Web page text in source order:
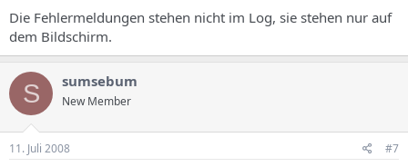
Die Fehlermeldungen stehen nicht im Log, sie stehen nur auf
dem Bildschirm.
S sumsebum
New Member
11. Juli 2008 #7